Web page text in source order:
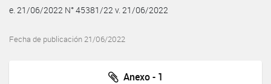
e. 21/06/2022 N° 45381/22 v. 21/06/2022
Fecha de publicación 21/06/2022
Anexo - 1